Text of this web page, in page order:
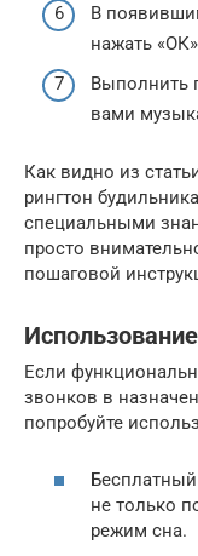
В
нажать
Выполнить
вами
Как видно из
рингтон
специальными
просто
пошаговой
Если
звонков в
попробуйте
не только
режим сна.